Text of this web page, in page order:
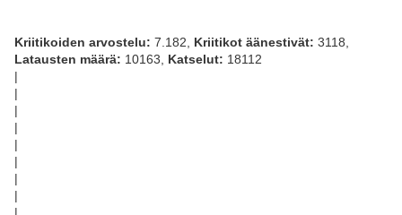
Kriitikoiden arvostelu: 7.182, Kriitikot äänestivät: 3118,
Latausten määrä: 10163, Katselut: 18112
|
|
|
|
|
|
|
|